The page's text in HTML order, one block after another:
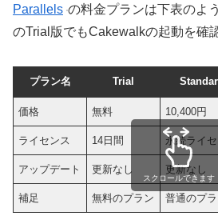
Parallels の料金プランは下表のよ
のTrial版でもCakewalkの起動を確
プラン名 Trial
価格 無料 10,400円
ライセンス 14日間 永続ライ
アップデート 更新なし 更新なし
補足 無料のプラン 普通のプ
スクロールできます